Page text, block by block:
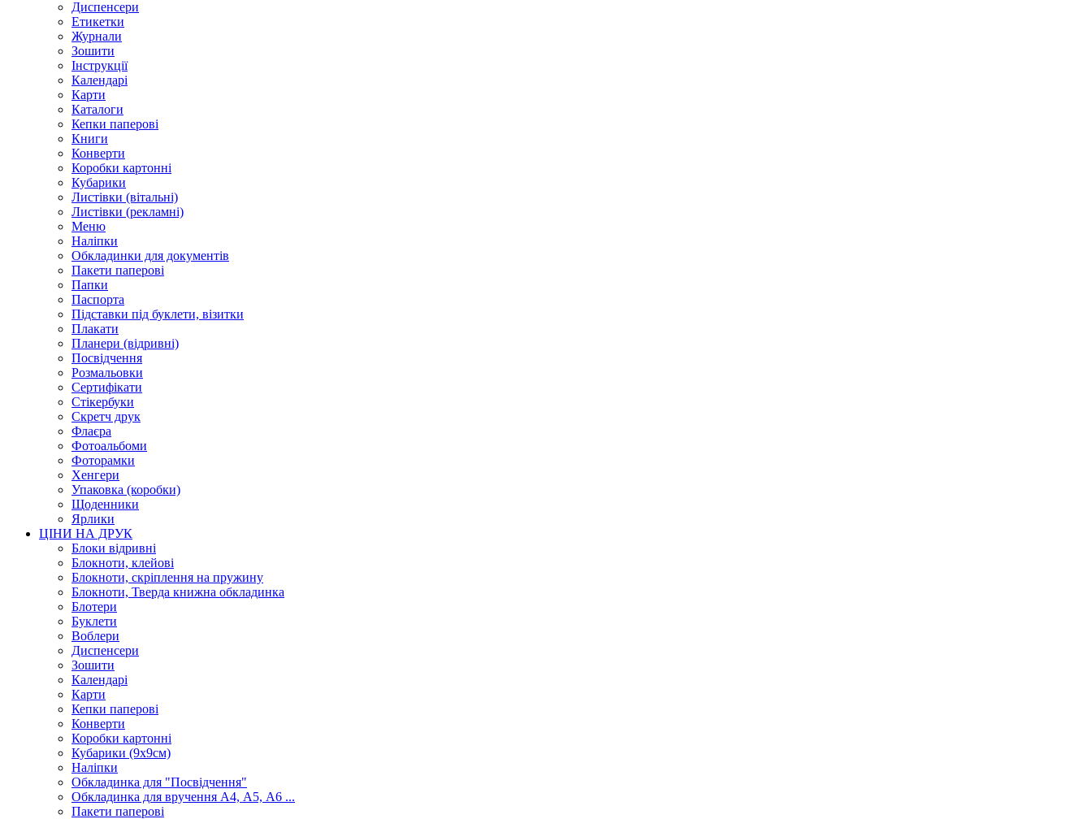
Диспенсери
Етикетки
Журнали
Зошити
Інструкції
Календарі
Карти
Каталоги
Кепки паперові
Книги
Конверти
Коробки картонні
Кубарики
Листівки (вітальні)
Листівки (рекламні)
Меню
Наліпки
Обкладинки для документів
Пакети паперові
Папки
Паспорта
Підставки під буклети, візитки
Плакати
Планери (відривні)
Посвідчення
Розмальовки
Сертифікати
Стікербуки
Скретч друк
Флаєра
Фотоальбоми
Фоторамки
Хенгери
Упаковка (коробки)
Щоденники
Ярлики
ЦІНИ НА ДРУК
Блоки відривні
Блокноти, клейові
Блокноти, скріплення на пружину
Блокноти, Тверда книжна обкладинка
Блотери
Буклети
Воблери
Диспенсери
Зошити
Календарі
Карти
Кепки паперові
Конверти
Коробки картонні
Кубарики (9х9см)
Наліпки
Обкладинка для "Посвідчення"
Обкладинка для вручення А4, А5, А6 ...
Пакети паперові